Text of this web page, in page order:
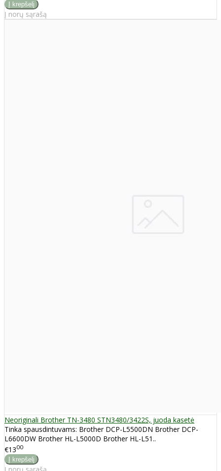
Į norų sąrašą
Neoriginali Brother TN-3480 STN3480/3422S, juoda kasetė
Tinka spausdintuvams: Brother DCP-L5500DN Brother DCP-
L6600DW Brother HL-L5000D Brother HL-L51..
€1300